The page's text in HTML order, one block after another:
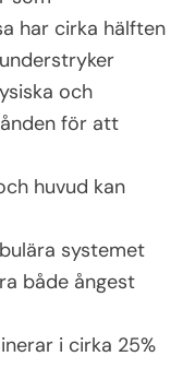
har cirka hälften
och
för att
huvud kan
systemet
både ångest
i cirka 25%